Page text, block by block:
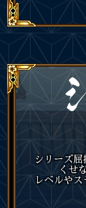
シリーズ屈
くせ
レベルや